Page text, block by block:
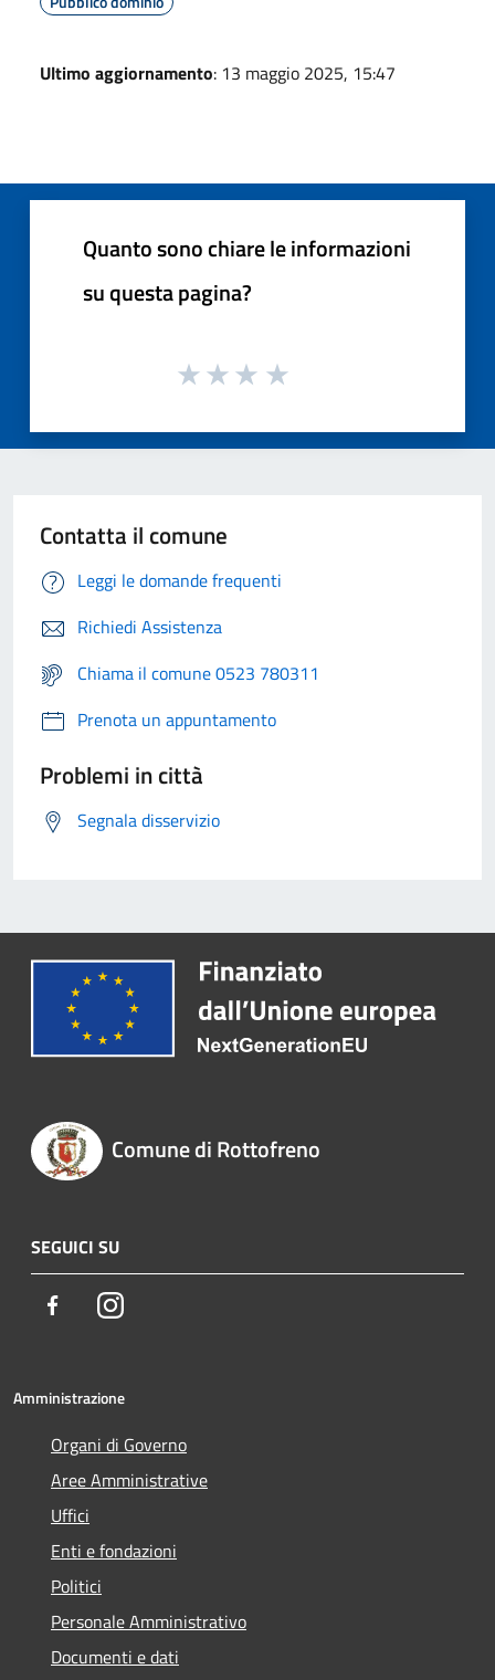
Ultimo aggiornamento: 13 maggio 2025, 15:47
Quanto sono chiare le informazioni
su questa pagina?
Contatta il comune
Leggi le domande frequenti
Richiedi Assistenza
Chiama il comune 0523 780311
Prenota un appuntamento
Problemi in città
Segnala disservizio
Comune di Rottofreno
SEGUICI SU
FacebookInstagram
Amministrazione
Organi di Governo
Aree Amministrative
Uffici
Enti e fondazioni
Politici
Personale Amministrativo
Documenti e dati